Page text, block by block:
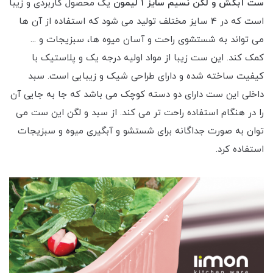
ست آبکش و لگن نسیم سایز 1 لیمون
یک محصول کاربردی و زیبا
است که در 4 سایز مختلف تولید می شود که استفاده از آن ها
می تواند به شستشوی راحت و آسان میوه ها، سبزیجات و ...
کمک کند. این ست زیبا از مواد اولیه درجه یک و پلاستیک با
کیفیت ساخته شده و دارای طراحی شیک و زیبایی است. سبد
داخلی این ست دارای دو دسته کوچک می باشد که جا به جایی آن
را در هنگام استفاده راحت تر می کند. از سبد و لگن این ست می
توان به صورت جداگانه برای شستشو و آبگیری میوه و سبزیجات
استفاده کرد.